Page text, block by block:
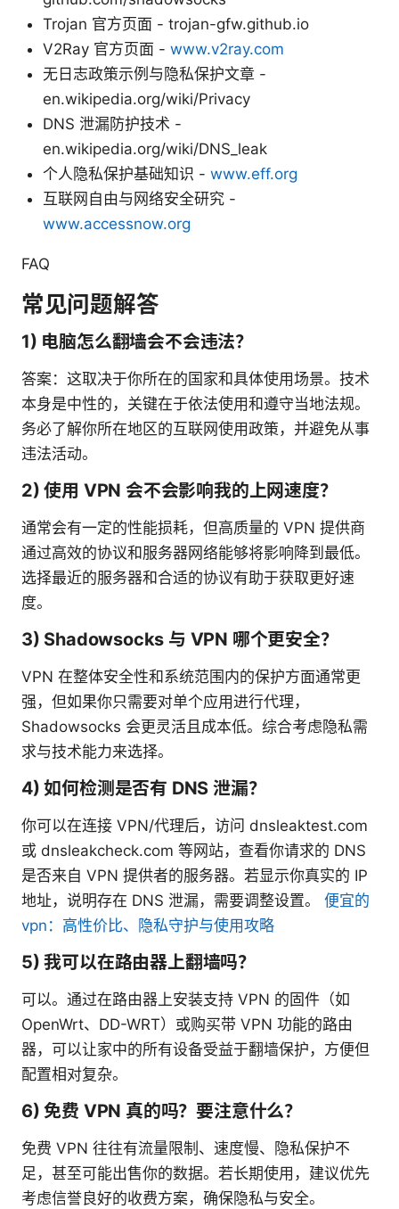
Trojan 官方页面 - trojan-gfw.github.io
V2Ray 官方页面 - www.v2ray.com
无日志政策示例与隐私保护文章 -
en.wikipedia.org/wiki/Privacy
DNS 泄漏防护技术 -
en.wikipedia.org/wiki/DNS_leak
个人隐私保护基础知识 - www.eff.org
互联网自由与网络安全研究 -
www.accessnow.org
FAQ
常见问题解答
1) 电脑怎么翻墙会不会违法？
答案：这取决于你所在的国家和具体使用场景。技术
本身是中性的，关键在于依法使用和遵守当地法规。
务必了解你所在地区的互联网使用政策，并避免从事
违法活动。
2) 使用 VPN 会不会影响我的上网速度？
通常会有一定的性能损耗，但高质量的 VPN 提供商
通过高效的协议和服务器网络能够将影响降到最低。
选择最近的服务器和合适的协议有助于获取更好速
度。
3) Shadowsocks 与 VPN 哪个更安全？
VPN 在整体安全性和系统范围内的保护方面通常更
强，但如果你只需要对单个应用进行代理，
Shadowsocks 会更灵活且成本低。综合考虑隐私需
求与技术能力来选择。
4) 如何检测是否有 DNS 泄漏？
你可以在连接 VPN/代理后，访问 dnsleaktest.com
或 dnsleakcheck.com 等网站，查看你请求的 DNS
是否来自 VPN 提供者的服务器。若显示你真实的 IP
地址，说明存在 DNS 泄漏，需要调整设置。 便宜的
vpn：高性价比、隐私守护与使用攻略
5) 我可以在路由器上翻墙吗？
可以。通过在路由器上安装支持 VPN 的固件（如
OpenWrt、DD-WRT）或购买带 VPN 功能的路由
器，可以让家中的所有设备受益于翻墙保护，方便但
配置相对复杂。
6) 免费 VPN 真的吗？要注意什么？
免费 VPN 往往有流量限制、速度慢、隐私保护不
足，甚至可能出售你的数据。若长期使用，建议优先
考虑信誉良好的收费方案，确保隐私与安全。